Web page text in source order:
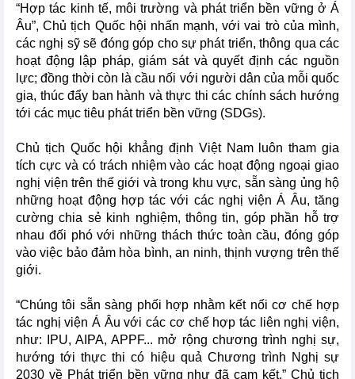
“Hợp tác kinh tế, môi trường và phát triển bền vững ở Á
Âu”, Chủ tịch Quốc hội nhấn mạnh, với vai trò của mình,
các nghị sỹ sẽ đóng góp cho sự phát triển, thông qua các
hoạt động lập pháp, giám sát và quyết định các nguồn
lực; đồng thời còn là cầu nối với người dân của mỗi quốc
gia, thúc đẩy ban hành và thực thi các chính sách hướng
tới các mục tiêu phát triển bền vững (SDGs).
Chủ tịch Quốc hội khẳng định Việt Nam luôn tham gia
tích cực và có trách nhiệm vào các hoạt động ngoại giao
nghị viện trên thế giới và trong khu vực, sẵn sàng ủng hộ
những hoạt động hợp tác với các nghị viện Á Âu, tăng
cường chia sẻ kinh nghiệm, thông tin, góp phần hỗ trợ
nhau đối phó với những thách thức toàn cầu, đóng góp
vào việc bảo đảm hòa bình, an ninh, thịnh vượng trên thế
giới.
“Chúng tôi sẵn sàng phối hợp nhằm kết nối cơ chế hợp
tác nghị viện Á Âu với các cơ chế hợp tác liên nghị viện,
như: IPU, AIPA, APPF... mở rộng chương trình nghị sự,
hướng tới thực thi có hiệu quả Chương trình Nghị sự
2030 về Phát triển bền vững như đã cam kết,” Chủ tịch